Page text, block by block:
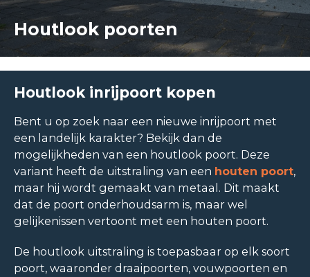
Houtlook poorten
Houtlook inrijpoort kopen
Bent u op zoek naar een nieuwe inrijpoort met
een landelijk karakter? Bekijk dan de
mogelijkheden van een houtlook poort. Deze
variant heeft de uitstraling van een houten poort,
maar hij wordt gemaakt van metaal. Dit maakt
dat de poort onderhoudsarm is, maar wel
gelijkenissen vertoont met een houten poort.
De houtlook uitstraling is toepasbaar op elk soort
poort, waaronder draaipoorten, vouwpoorten en